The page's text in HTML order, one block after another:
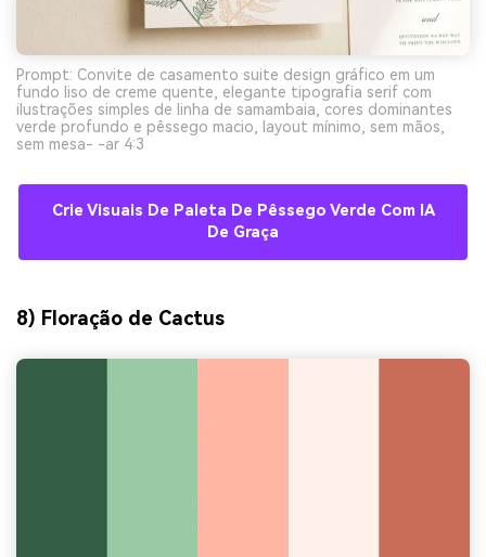
Prompt: Convite de casamento suite design gráfico em um
fundo liso de creme quente, elegante tipografia serif com
ilustrações simples de linha de samambaia, cores dominantes
verde profundo e pêssego macio, layout mínimo, sem mãos,
sem mesa- -ar 4:3
Crie Visuais De Paleta De Pêssego Verde Com IA
De Graça
8) Floração de Cactus